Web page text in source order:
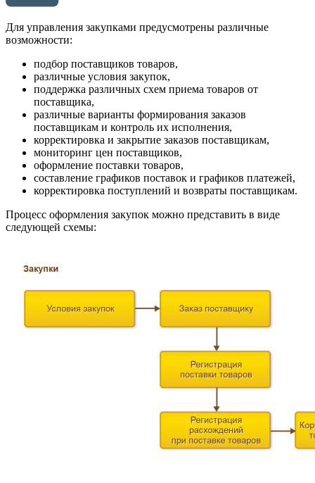
Для управления закупками предусмотрены различные
возможности:
подбор поставщиков товаров,
различные условия закупок,
поддержка различных схем приема товаров от
поставщика,
различные варианты формирования заказов
поставщикам и контроль их исполнения,
корректировка и закрытие заказов поставщикам,
мониторинг цен поставщиков,
оформление поставки товаров,
составление графиков поставок и графиков платежей,
корректировка поступлений и возвраты поставщикам.
Процесс оформления закупок можно представить в виде
следующей схемы: